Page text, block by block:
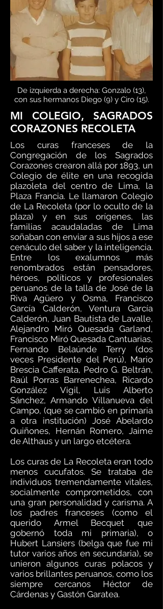
De izquierda a derecha: Gonzalo (13),
con sus hermanos Diego (9) y Ciro (15).
MI COLEGIO, SAGRADOS
CORAZONES RECOLETA
Los curas franceses de la
Congregación de los Sagrados
Corazones crearon allá por 1893, un
Colegio de élite en una recogida
plazoleta del centro de Lima, la
Plaza Francia. Le llamaron Colegio
de La Recoleta (por lo oculto de la
plaza) y en sus orígenes, las
familias acaudaladas de Lima
soñaban con enviar a sus hijos a ese
cenáculo del saber y la inteligencia.
Entre los exalumnos más
renombrados están pensadores,
héroes, políticos y profesionales
peruanos de la talla de José de la
Riva Agüero y Osma, Francisco
García Calderón, Ventura García
Calderón, Juan Bautista de Lavalle,
Alejandro Miró Quesada Garland,
Francisco Miró Quesada Cantuarias,
Fernando Belaúnde Terry (dos
veces Presidente del Perú), Mario
Brescia Cafferata, Pedro G. Beltrán,
Raúl Porras Barrenechea, Ricardo
González Vigil, Luis Alberto
Sánchez, Armando Villanueva del
Campo, (que se cambió en primaria
a otra institución) José Abelardo
Quiñones, Hernán Romero, Jaime
de Althaus y un largo etcétera.
Los curas de La Recoleta eran todo
menos cucufatos. Se trataba de
individuos tremendamente vitales,
socialmente comprometidos, con
una gran personalidad y carisma. A
los padres franceses (como el
querido Armel Becquet que
gobernó toda mi primaria), o
Hubert Lansiers (belga que fue mi
tutor varios años en secundaria), se
unieron algunos curas polacos y
varios brillantes peruanos, como los
siempre cercanos Héctor de
Cárdenas y Gastón Garatea.